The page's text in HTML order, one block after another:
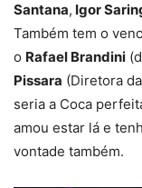
Santana, Igor
Também tem o
o Rafael Brandini
Pissara (Diretora
seria a Coca
amou estar lá e
vontade também.